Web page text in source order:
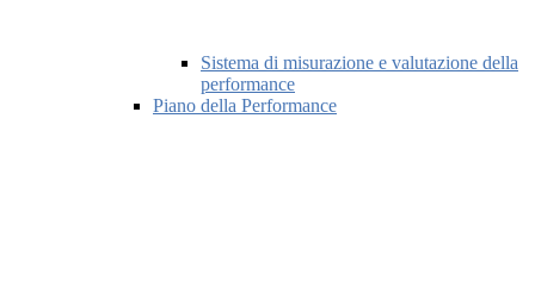
Sistema di misurazione e valutazione della
performance
Piano della Performance